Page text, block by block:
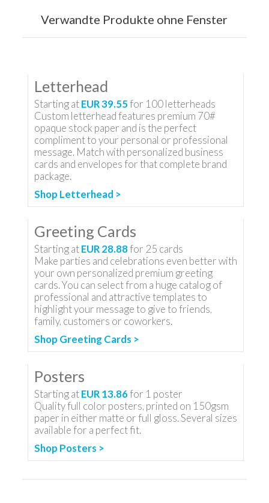
Verwandte Produkte ohne Fenster
Letterhead
Starting atEUR 39.55for 100letterheads
Custom letterhead features premium 70#
opaque stock paper and is the perfect
compliment to your personal or professional
message. Match with personalized business
cards and envelopes for that complete brand
package.
Shop Letterhead >
Greeting Cards
Starting atEUR 28.88for 25 cards
Make parties and celebrations even better with
your own personalized premium greeting
cards. You can select from a huge catalog of
professional and attractive templates to
highlight your message to give to friends,
family, customers or coworkers.
Shop Greeting Cards >
Posters
Starting atEUR 13.86for 1 poster
Quality full color posters, printed on 150gsm
paper in either matte or full gloss. Several sizes
available for a perfect fit.
Shop Posters >